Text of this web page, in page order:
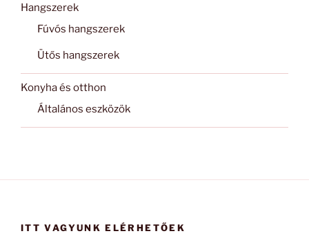
Hangszerek
Fúvós hangszerek
Ütős hangszerek
Konyha és otthon
Általános eszközök
ITT VAGYUNK ELÉRHETŐEK